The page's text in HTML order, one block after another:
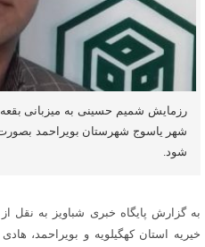
رزمایش شمیم حسینی به میزبانی بقعه
شهر یاسوج شهرستان بویراحمد
شود.
به گزارش پایگاه خبری شباویز به نقل
خیریه استان کهگیلویه و بویراحمد،